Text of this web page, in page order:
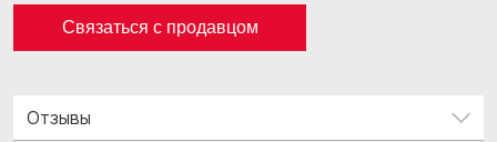
Связаться с продавцом
Отзывы